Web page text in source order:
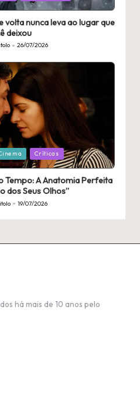
volta nunca leva ao lugar que
deixou
26/07/2026
Críticas
Tempo: A Anatomia Perfeita
dos Seus Olhos”
19/07/2026
há mais de 10 anos pelo